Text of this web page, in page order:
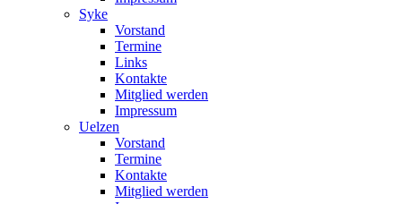
Syke
Vorstand
Termine
Links
Kontakte
Mitglied werden
Impressum
Uelzen
Vorstand
Termine
Kontakte
Mitglied werden